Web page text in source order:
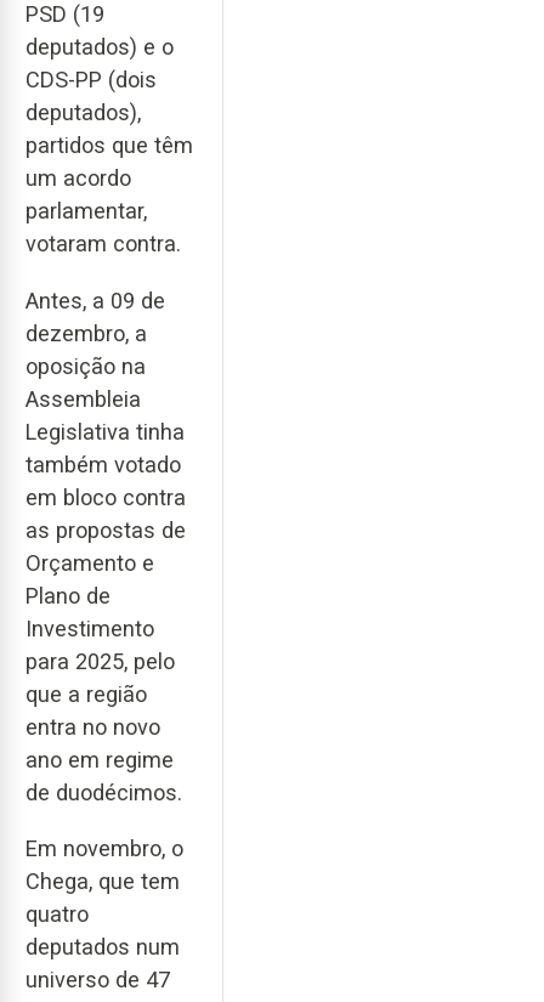
PSD (19
deputados) e o
CDS-PP (dois
deputados),
partidos que têm
um acordo
parlamentar,
votaram contra.
Antes, a 09 de
dezembro, a
oposição na
Assembleia
Legislativa tinha
também votado
em bloco contra
as propostas de
Orçamento e
Plano de
Investimento
para 2025, pelo
que a região
entra no novo
ano em regime
de duodécimos.
Em novembro, o
Chega, que tem
quatro
deputados num
universo de 47